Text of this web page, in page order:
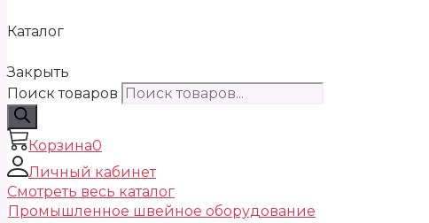
Каталог
Закрыть
Поиск товаров
Корзина0
Личный кабинет
Смотреть весь каталог
Промышленное швейное оборудование